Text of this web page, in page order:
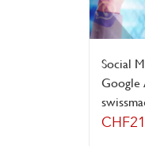
Social
Google
CHF